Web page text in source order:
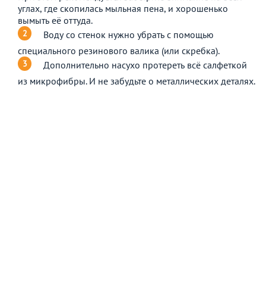
углах, где скопилась мыльная пена, и хорошенько
вымыть её оттуда.
Воду со стенок нужно убрать с помощью
специального резинового валика (или скребка).
Дополнительно насухо протереть всё салфеткой
из микрофибры. И не забудьте о металлических деталях.